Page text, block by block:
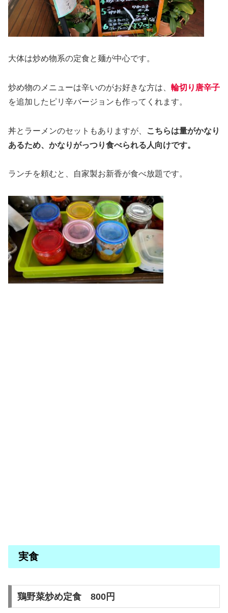
大体は炒め物系の定食と麺が中心です。
炒め物のメニューは辛いのがお好きな方は、 輪切り唐辛子
を追加したピリ辛バージョンも作ってくれます。
丼とラーメンのセットもありますが、
こちらは量がかなり
あるため、かなりがっつり食べられる人向けです。
ランチを頼むと、自家製お新香が食べ放題です。
実食
鶏野菜炒め定食 800円